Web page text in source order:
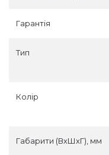
Гарантія
Тип
Колір
Габарити (ВхШхГ), мм